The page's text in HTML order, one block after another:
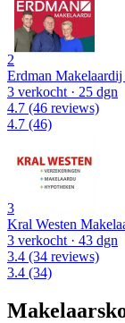
2
Erdman
3 verkocht · 25 dgn
4.7 (46 reviews)
4.7 (46)
3
Kral Westen
3 verkocht · 43 dgn
3.4 (34 reviews)
3.4 (34)